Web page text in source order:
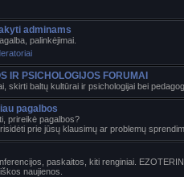
adminams
palinkėjimai.
IR PSICHOLOGIJOS FORUMAI
skirti baltų kultūrai ir psichologijai bei
pagalbos
prireikė pagalbos?
prie jūsų klausimų ar problemų
paskaitos, kiti renginiai.
naujienos.